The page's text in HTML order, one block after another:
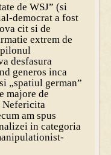
de WSJ” (si
democrat a fost
cit si de
extrem de
pilonul
desfasura
generos inca
„spatiul german”
majore de
Nefericita
am spus
in categoria